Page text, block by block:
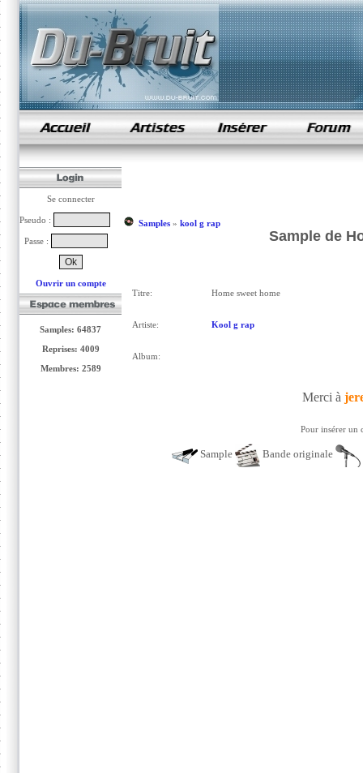
samples de rap
Se connecter
Pseudo :
Passe :
Ouvrir un compte
Samples: 64837
Reprises: 4009
Membres: 2589
Samples» kool g rap
Sample de
Titre: Home sweet home
Artiste: Kool g rap
Album:
Merci à
Pour insérer un
Sample Bande originale